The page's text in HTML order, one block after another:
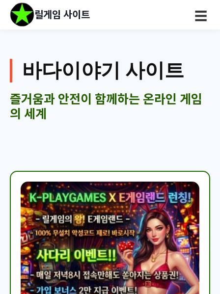
릴게임 사이트 ☰
바다이야기 사이트
즐거움과 안전이 함께하는 온라인 게임
의 세계